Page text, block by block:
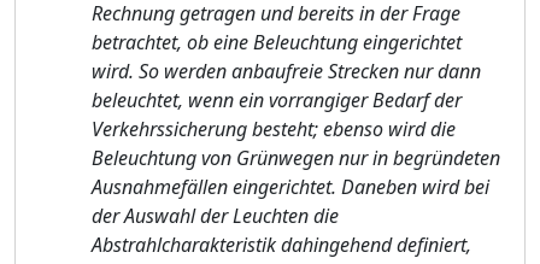
Rechnung getragen und bereits in der Frage
betrachtet, ob eine Beleuchtung eingerichtet
wird. So werden anbaufreie Strecken nur dann
beleuchtet, wenn ein vorrangiger Bedarf der
Verkehrssicherung besteht; ebenso wird die
Beleuchtung von Grünwegen nur in begründeten
Ausnahmefällen eingerichtet. Daneben wird bei
der Auswahl der Leuchten die
Abstrahlcharakteristik dahingehend definiert,